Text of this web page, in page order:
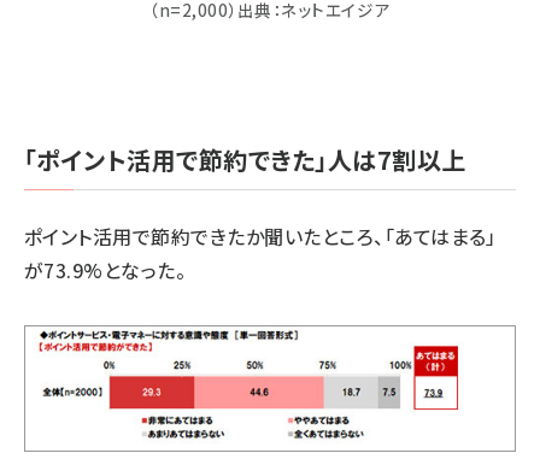
（n=2,000）出典：ネットエイジア
「ポイント活用で節約できた」人は7割以上
ポイント活用で節約できたか聞いたところ、「あてはまる」
が73.9%となった。